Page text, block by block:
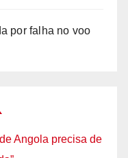
por falha no voo
Angola precisa de